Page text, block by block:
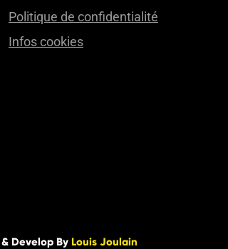
Politique de confidentialité
Infos cookies
& Develop By Louis Joulain